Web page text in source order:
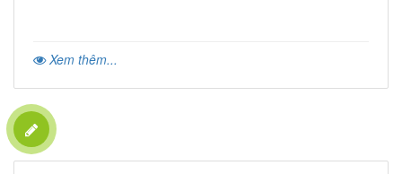
Xem thêm...